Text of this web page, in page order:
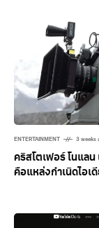
ENTERTAINMENT 3 weeks
คริสโตเฟอร์ โนแลน
คือแหล่งกำเนิดไอเ